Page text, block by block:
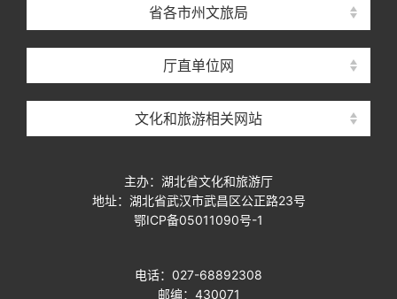
省各市州文旅局
厅直单位网
文化和旅游相关网站
主办：湖北省文化和旅游厅
地址：湖北省武汉市武昌区公正路23号
鄂ICP备05011090号-1
电话：027-68892308
邮编：430071